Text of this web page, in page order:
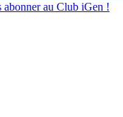
abonner au Club iGen !